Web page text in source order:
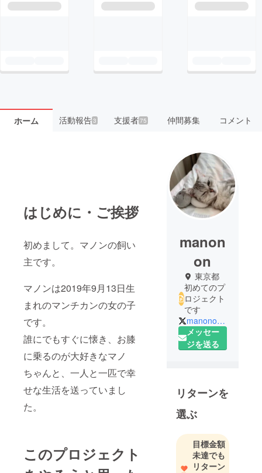
ホーム 活動報告3 支援者75 仲間募集 コメント
はじめに・ご挨拶
初めまして。マノンの飼い
主です。
マノンは2019年9月13日生
まれのマンチカンの女の子
です。
誰にでもすぐに懐き、お膝
に乗るのが大好きなマノ
ちゃんと、一人と一匹で幸
せな生活を送っていまし
た。
このプロジェクト
manon
on
東京都
初めてのプ
ロジェクト
です
manonon0913
メッセー
ジを送る
リターンを
選ぶ
目標金額
未達でも
リターン